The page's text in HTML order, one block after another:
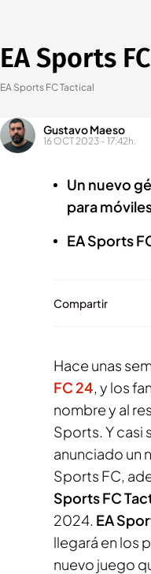
EA Sports
EA Sports FC Tactical
Gustavo Maeso
16 OCT 2023 - 17:42h.
Un nuevo
para
EA Sports
Compartir
Hace unas
FC 24, y los
nombre y al
Sports. Y casi
anunciado un
Sports FC,
Sports FC
2024. EA
llegará en los
nuevo juego